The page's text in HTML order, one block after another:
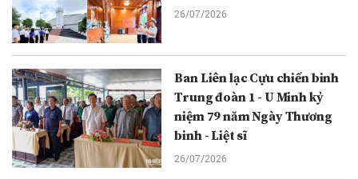
26/07/2026
Ban Liên lạc Cựu chiến binh
Trung đoàn 1 - U Minh kỷ
niệm 79 năm Ngày Thương
binh - Liệt sĩ
26/07/2026